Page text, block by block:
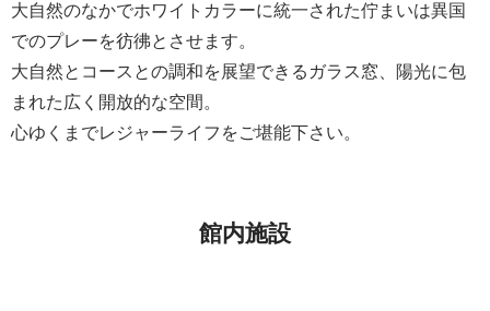
大自然のなかでホワイトカラーに統一された佇まいは異国
でのプレーを彷彿とさせます。
大自然とコースとの調和を展望できるガラス窓、陽光に包
まれた広く開放的な空間。
心ゆくまでレジャーライフをご堪能下さい。
館内施設